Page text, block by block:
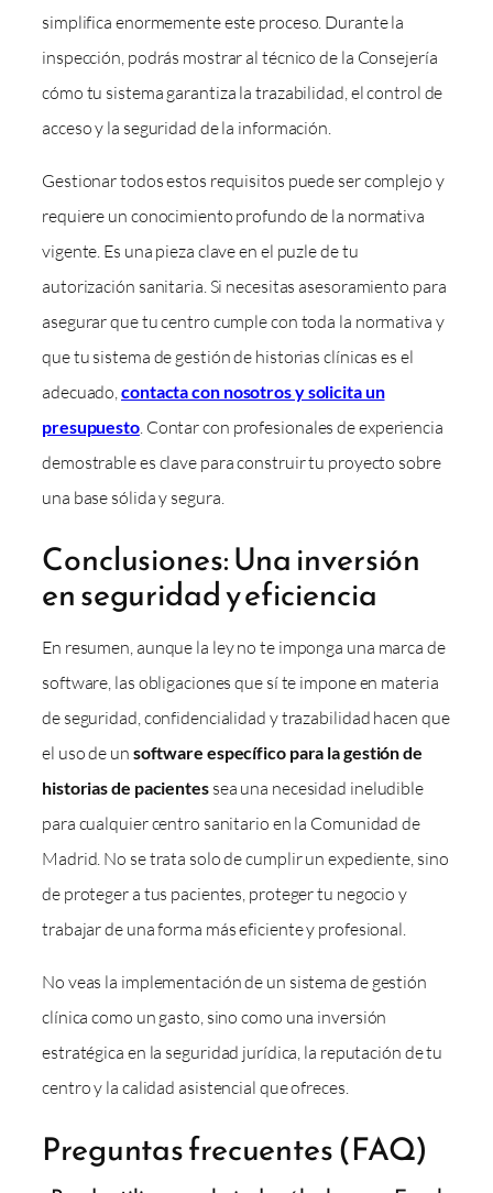
simplifica enormemente este proceso. Durante la
inspección, podrás mostrar al técnico de la Consejería
cómo tu sistema garantiza la trazabilidad, el control de
acceso y la seguridad de la información.
Gestionar todos estos requisitos puede ser complejo y
requiere un conocimiento profundo de la normativa
vigente. Es una pieza clave en el puzle de tu
autorización sanitaria. Si necesitas asesoramiento para
asegurar que tu centro cumple con toda la normativa y
que tu sistema de gestión de historias clínicas es el
adecuado,contacta con nosotros y solicita un
presupuesto. Contar con profesionales de experiencia
demostrable es clave para construir tu proyecto sobre
una base sólida y segura.
Conclusiones: Una inversión
en seguridad y eficiencia
En resumen, aunque la ley no te imponga una marca de
software, las obligaciones que sí te impone en materia
de seguridad, confidencialidad y trazabilidad hacen que
el uso de un software específico para la gestión de
historias de pacientessea una necesidad ineludible
para cualquier centro sanitario en la Comunidad de
Madrid. No se trata solo de cumplir un expediente, sino
de proteger a tus pacientes, proteger tu negocio y
trabajar de una forma más eficiente y profesional.
No veas la implementación de un sistema de gestión
clínica como un gasto, sino como una inversión
estratégica en la seguridad jurídica, la reputación de tu
centro y la calidad asistencial que ofreces.
Preguntas frecuentes (FAQ)